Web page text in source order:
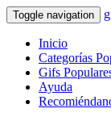
Toggle navigation
Inicio
Categorías
Gifs
Ayuda